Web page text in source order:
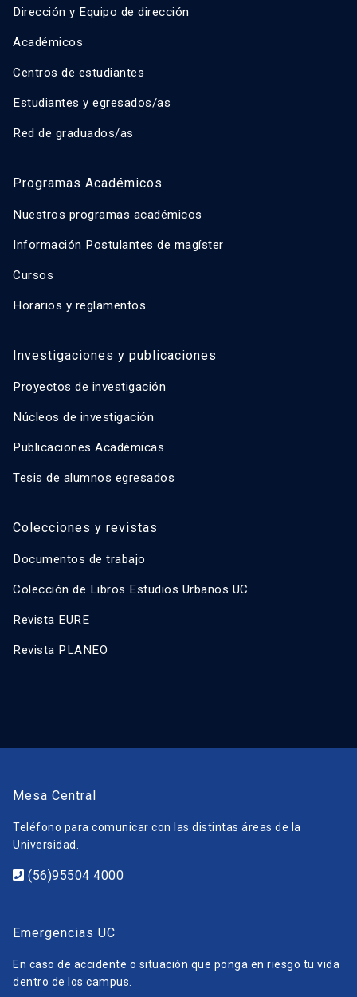
Dirección y Equipo de dirección
Académicos
Centros de estudiantes
Estudiantes y egresados/as
Red de graduados/as
Programas Académicos
Nuestros programas académicos
Información Postulantes de magíster
Cursos
Horarios y reglamentos
Investigaciones y publicaciones
Proyectos de investigación
Núcleos de investigación
Publicaciones Académicas
Tesis de alumnos egresados
Colecciones y revistas
Documentos de trabajo
Colección de Libros Estudios Urbanos UC
Revista EURE
Revista PLANEO
Mesa Central
Teléfono para comunicar con las distintas áreas de la
Universidad.
(56)95504 4000
Emergencias UC
En caso de accidente o situación que ponga en riesgo tu vida
dentro de los campus.